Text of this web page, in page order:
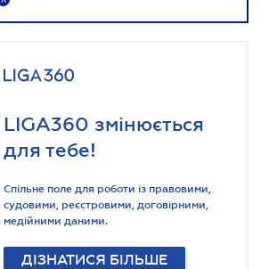
LIGA360 змінюється
для тебе!
Спільне поле для роботи із правовими,
судовими, реєстровими, договірними,
медійними даними.
ДІЗНАТИСЯ БІЛЬШЕ